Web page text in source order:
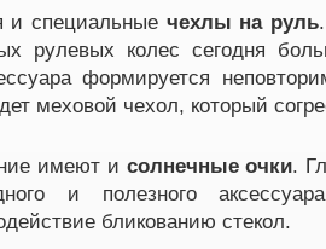
и специальные чехлы на руль
рулевых колес сегодня
формируется
меховой чехол, который
имеют и солнечные очки.
и полезного
бликованию стекол.